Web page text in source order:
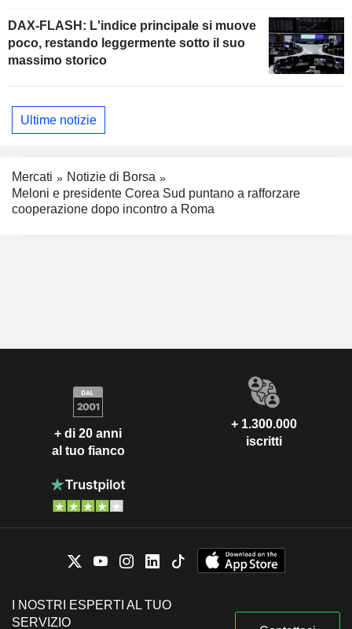
DAX-FLASH: L'indice principale si muove
poco, restando leggermente sotto il suo
massimo storico
Ultime notizie
Mercati
Notizie di Borsa
Meloni e presidente Corea Sud puntano a rafforzare
cooperazione dopo incontro a Roma
+ di 20 anni
al tuo fianco
+ 1.300.000
iscritti
I NOSTRI ESPERTI AL TUO
SERVIZIO